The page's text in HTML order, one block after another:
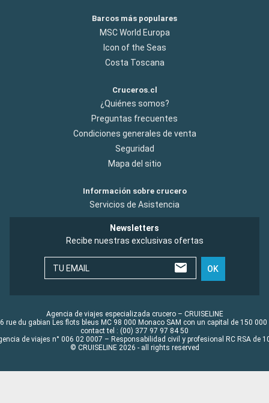
Barcos más populares
MSC World Europa
Icon of the Seas
Costa Toscana
Cruceros.cl
¿Quiénes somos?
Preguntas frecuentes
Condiciones generales de venta
Seguridad
Mapa del sitio
Información sobre crucero
Servicios de Asistencia
Newsletters
Recibe nuestras exclusivas ofertas
TU EMAIL OK
Agencia de viajes especializada crucero – CRUISELINE
rue du gabian Les flots bleus MC 98 000 Monaco SAM con un capital de 150 000
contact tel : (00) 377 97 97 84 50
de viajes n° 006 02 0007 – Responsabilidad civil y profesional RC RSA de
© CRUISELINE 2026 - all rights reserved